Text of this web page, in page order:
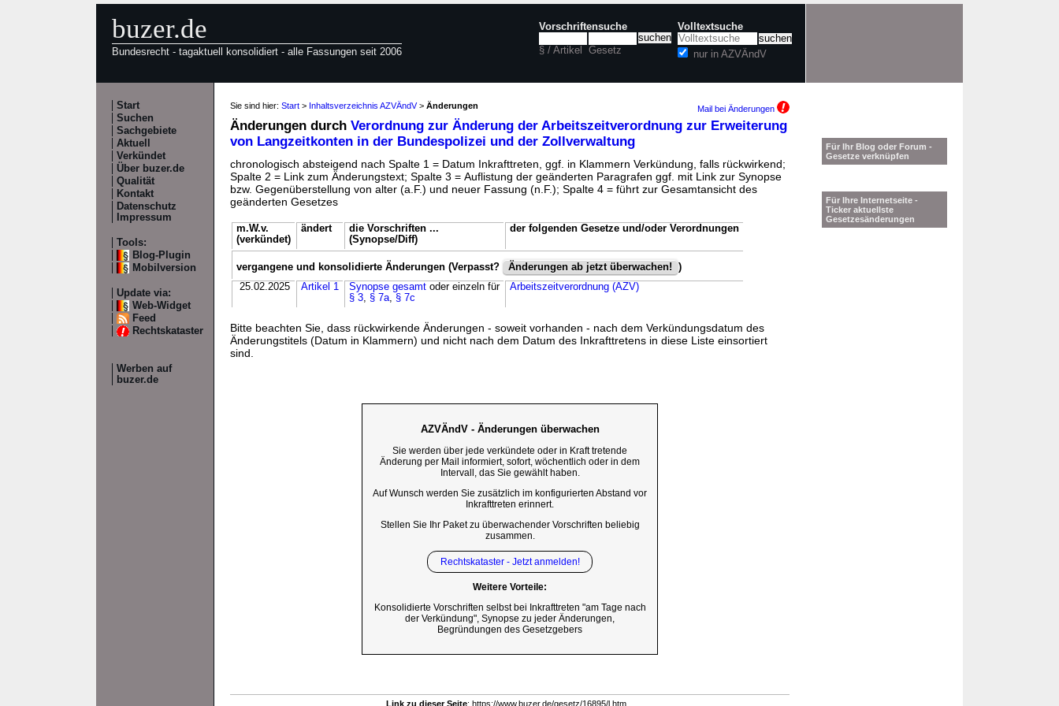
buzer.de
Bundesrecht - tagaktuell konsolidiert - alle Fassungen seit 2006
Vorschriftensuche
§ / Artikel Gesetz
Volltextsuche
nur in AZVÄndV
Start
Suchen
Sachgebiete
Aktuell
Verkündet
Über buzer.de
Qualität
Kontakt
Datenschutz
Impressum
Tools:
Blog-Plugin
Mobilversion
Update via:
Web-Widget
Feed
Rechtskataster
Werben auf
buzer.de
Sie sind hier: Start > Inhaltsverzeichnis AZVÄndV> Änderungen Mail bei Änderungen
Änderungen durch Verordnung zur Änderung der Arbeitszeitverordnung zur Erweiterung
von Langzeitkonten in der Bundespolizei und der Zollverwaltung
chronologisch absteigend nach Spalte 1 = Datum Inkrafttreten, ggf. in Klammern Verkündung, falls rückwirkend;
Spalte 2 = Link zum Änderungstext; Spalte 3 = Auflistung der geänderten Paragrafen ggf. mit Link zur Synopse
bzw. Gegenüberstellung von alter (a.F.) und neuer Fassung (n.F.); Spalte 4 = führt zur Gesamtansicht des
geänderten Gesetzes
m.W.v.
(verkündet)
ändert
die Vorschriften ...
(Synopse/Diff)
der folgenden Gesetze und/oder Verordnungen
vergangene und konsolidierte Änderungen (Verpasst? Änderungen ab jetzt überwachen!
)
25.02.2025
Artikel 1 Synopse gesamt oder einzeln für
§ 3, § 7a, § 7c
Arbeitszeitverordnung (AZV)
Bitte beachten Sie, dass rückwirkende Änderungen - soweit vorhanden - nach dem Verkündungsdatum des
Änderungstitels (Datum in Klammern) und nicht nach dem Datum des Inkrafttretens in diese Liste einsortiert
sind.
AZVÄndV - Änderungen überwachen
Sie werden über jede verkündete oder in Kraft tretende
Änderung per Mail informiert, sofort, wöchentlich oder in dem
Intervall, das Sie gewählt haben.
Auf Wunsch werden Sie zusätzlich im konfigurierten Abstand vor
Inkrafttreten erinnert.
Stellen Sie Ihr Paket zu überwachender Vorschriften beliebig
zusammen.
Rechtskataster - Jetzt anmelden!
Weitere Vorteile:
Konsolidierte Vorschriften selbst bei Inkrafttreten "am Tage nach
der Verkündung", Synopse zu jeder Änderungen,
Begründungen des Gesetzgebers
Link zu dieser Seite: https://www.buzer.de/gesetz/16895/l.htm
Für Ihr Blog oder Forum -
Gesetze verknüpfen
Für Ihre Internetseite -
Ticker aktuellste
Gesetzesänderungen